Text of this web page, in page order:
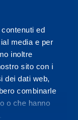
ed
media e per
inoltre
sito con i
dei dati web,
combinarle
o che hanno